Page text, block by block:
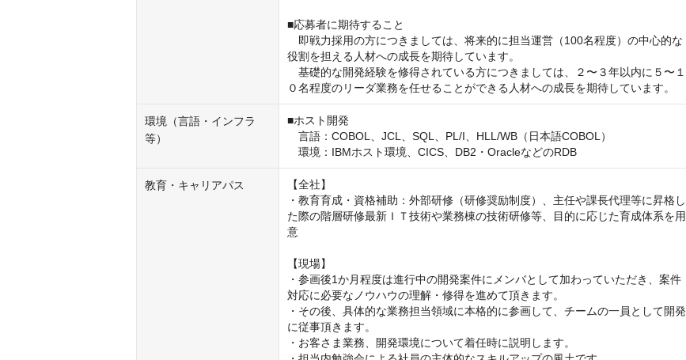
■応募者に期待すること
即戦力採用の方につきましては、将来的に担当運営（100名程度）の中心的な
役割を担える人材への成長を期待しています。
基礎的な開発経験を修得されている方につきましては、２〜３年以内に５〜１
０名程度のリーダ業務を任せることができる人材への成長を期待しています。
環境（言語・インフラ
等）
■ホスト開発
言語：COBOL、JCL、SQL、PL/I、HLL/WB（日本語COBOL）
環境：IBMホスト環境、CICS、DB2・OracleなどのRDB
教育・キャリアパス
【全社】
・教育育成・資格補助：外部研修（研修奨励制度）、主任や課長代理等に昇格し
た際の階層研修最新ＩＴ技術や業務棟の技術研修等、目的に応じた育成体系を用
意
【現場】
・参画後1か月程度は進行中の開発案件にメンバとして加わっていただき、案件
対応に必要なノウハウの理解・修得を進めて頂きます。
・その後、具体的な業務担当領域に本格的に参画して、チームの一員として開発
に従事頂きます。
・お客さま業務、開発環境について着任時に説明します。